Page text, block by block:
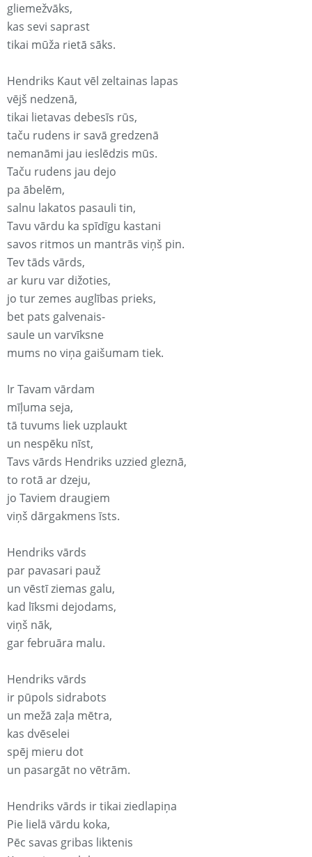
gliemežvāks,
kas sevi saprast
tikai mūža rietā sāks.
Hendriks Kaut vēl zeltainas lapas
vējš nedzenā,
tikai lietavas debesīs rūs,
taču rudens ir savā gredzenā
nemanāmi jau ieslēdzis mūs.
Taču rudens jau dejo
pa ābelēm,
salnu lakatos pasauli tin,
Tavu vārdu ka spīdīgu kastani
savos ritmos un mantrās viņš pin.
Tev tāds vārds,
ar kuru var dižoties,
jo tur zemes auglības prieks,
bet pats galvenais-
saule un varvīksne
mums no viņa gaišumam tiek.
Ir Tavam vārdam
mīļuma seja,
tā tuvums liek uzplaukt
un nespēku nīst,
Tavs vārds Hendriks uzzied gleznā,
to rotā ar dzeju,
jo Taviem draugiem
viņš dārgakmens īsts.
Hendriks vārds
par pavasari pauž
un vēstī ziemas galu,
kad līksmi dejodams,
viņš nāk,
gar februāra malu.
Hendriks vārds
ir pūpols sidrabots
un mežā zaļa mētra,
kas dvēselei
spēj mieru dot
un pasargāt no vētrām.
Hendriks vārds ir tikai ziedlapiņa
Pie lielā vārdu koka,
Pēc savas gribas liktenis